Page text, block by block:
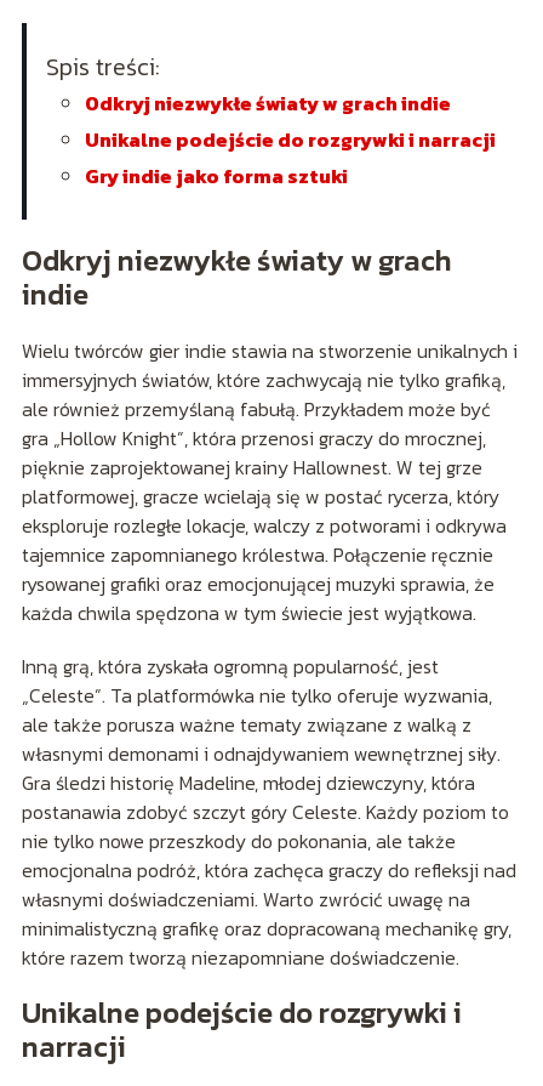
Spis treści:
Odkryj niezwykłe światy w grach indie
Unikalne podejście do rozgrywki i narracji
Gry indie jako forma sztuki
Odkryj niezwykłe światy w grach
indie
Wielu twórców gier indie stawia na stworzenie unikalnych i
immersyjnych światów, które zachwycają nie tylko grafiką,
ale również przemyślaną fabułą. Przykładem może być
gra „Hollow Knight”, która przenosi graczy do mrocznej,
pięknie zaprojektowanej krainy Hallownest. W tej grze
platformowej, gracze wcielają się w postać rycerza, który
eksploruje rozległe lokacje, walczy z potworami i odkrywa
tajemnice zapomnianego królestwa. Połączenie ręcznie
rysowanej grafiki oraz emocjonującej muzyki sprawia, że
każda chwila spędzona w tym świecie jest wyjątkowa.
Inną grą, która zyskała ogromną popularność, jest
„Celeste”. Ta platformówka nie tylko oferuje wyzwania,
ale także porusza ważne tematy związane z walką z
własnymi demonami i odnajdywaniem wewnętrznej siły.
Gra śledzi historię Madeline, młodej dziewczyny, która
postanawia zdobyć szczyt góry Celeste. Każdy poziom to
nie tylko nowe przeszkody do pokonania, ale także
emocjonalna podróż, która zachęca graczy do refleksji nad
własnymi doświadczeniami. Warto zwrócić uwagę na
minimalistyczną grafikę oraz dopracowaną mechanikę gry,
które razem tworzą niezapomniane doświadczenie.
Unikalne podejście do rozgrywki i
narracji